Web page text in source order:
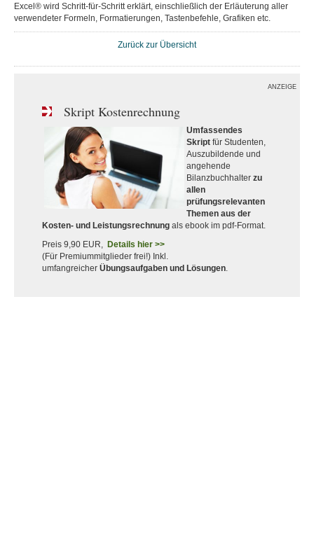
Excel® wird Schritt-für-Schritt erklärt, einschließlich der Erläuterung aller
verwendeter Formeln, Formatierungen, Tastenbefehle, Grafiken etc.
Zurück zur Übersicht
ANZEIGE
Skript Kostenrechnung
Umfassendes
Skript für Studenten,
Auszubildende und
angehende
Bilanzbuchhalter zu
allen
prüfungsrelevanten
Themen aus der
Kosten- und Leistungsrechnung als ebook im pdf-Format.
Preis 9,90 EUR, Details hier >>
(Für Premiummitglieder frei!) Inkl.
umfangreicher Übungsaufgaben und Lösungen.